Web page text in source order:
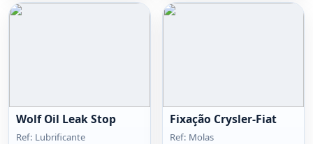
Wolf Oil Leak Stop
Ref: Lubrificante
Fixação Crysler-Fiat
Ref: Molas